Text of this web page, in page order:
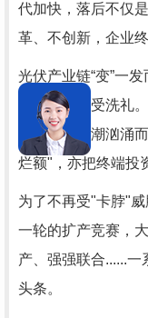
代加快，落后不仅
革、不创新，企业
光伏产业链“变”一
行业都在接受洗礼
的产品涨价潮汹涌
烂额"，亦把终端投
为了不再受"卡脖"
一轮的扩产竞赛，
产、强强联合......
头条。